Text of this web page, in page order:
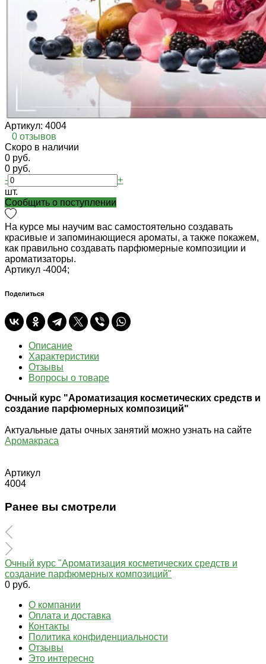
Артикул: 4004
0 отзывов
Cкоро в наличии
0 руб.
0 руб.
-
+
шт.
Cообщить о поступлении
На курсе мы научим вас самостоятельно создавать
красивые и запоминающиеся ароматы, а также покажем,
как правильно создавать парфюмерные композиции и
ароматизаторы.
Артикул -4004;
Поделиться
Описание
Характеристики
Отзывы
Вопросы о товаре
Очный курс "Ароматизация косметических средств и
создание парфюмерных композиций"
Актуальные даты очных занятий можно узнать на сайте
Аромакраса
Артикул
4004
Ранее вы смотрели
Очный курс "Ароматизация косметических средств и
создание парфюмерных композиций"
0 руб.
О компании
Оплата и доставка
Контакты
Политика конфиденциальности
Отзывы
Это интересно